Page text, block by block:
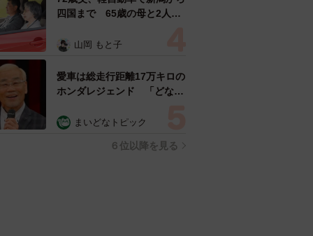
四国まで 65歳の母と2人で
憩まで分刻み… 「大学生で
山岡 もと子
愛車は総走行距離17万キロの
ホンダレジェンド 「どなた
所漫才師が譲渡の意向
まいどなトピック
６位以降を見る